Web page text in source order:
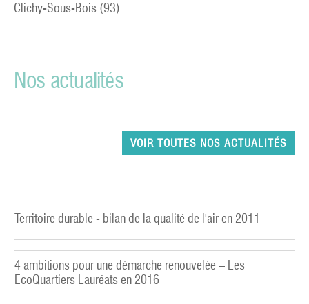
Clichy-Sous-Bois (93)
Nos actualités
VOIR TOUTES NOS ACTUALITÉS
Territoire durable - bilan de la qualité de l'air en 2011
4 ambitions pour une démarche renouvelée – Les
EcoQuartiers Lauréats en 2016